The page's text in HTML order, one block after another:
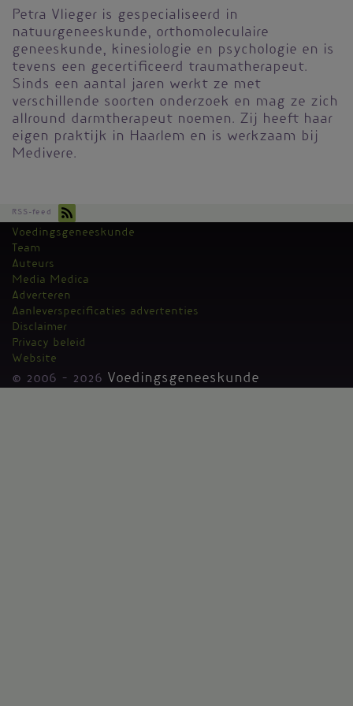
Petra Vlieger is gespecialiseerd in
natuurgeneeskunde, orthomoleculaire
geneeskunde, kinesiologie en psychologie en is
tevens een gecertificeerd traumatherapeut.
Sinds een aantal jaren werkt ze met
verschillende soorten onderzoek en mag ze zich
allround darmtherapeut noemen. Zij heeft haar
eigen praktijk in Haarlem en is werkzaam bij
Medivere.
RSS-feed
Kantoormenu
Voedingsgeneeskunde
Team
Auteurs
Media Medica
Adverteren
Aanleverspecificaties advertenties
Disclaimer
Privacy beleid
Website
© 2006 - 2026 Voedingsgeneeskunde